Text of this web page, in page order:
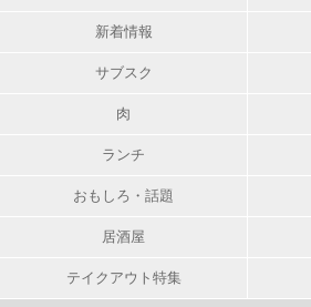
新着情報
サブスク
肉
ランチ
おもしろ・話題
居酒屋
テイクアウト特集